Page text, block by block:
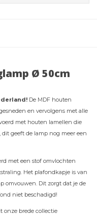
Ø 50cm
De MDF houten
en vervolgens met alle
met houten lamellen die
geeft de lamp nog meer een
met een stof omvlochten
Het plafondkapje is van
omvouwen. Dit zorgt dat je de
niet beschadigd!
onze brede collectie